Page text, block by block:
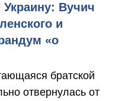
Вучич
и
«о
братской
отвернулась от